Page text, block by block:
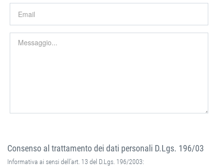
Consenso al trattamento dei dati personali D.Lgs. 196/03
Informativa ai sensi dell’art. 13 del D.Lgs. 196/2003: